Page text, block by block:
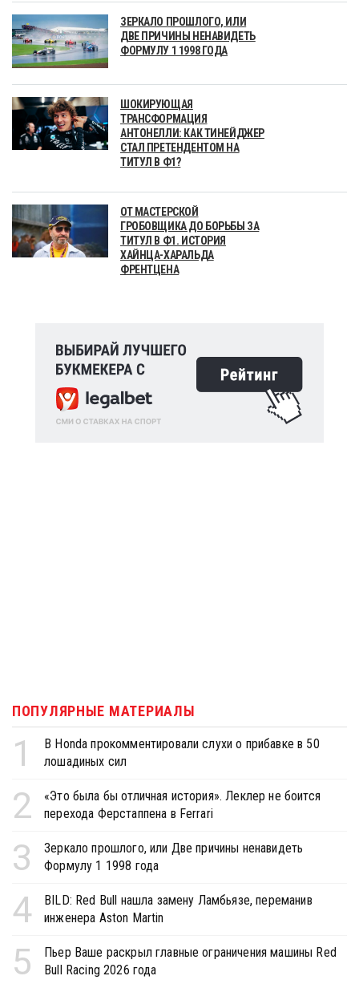
ЗЕРКАЛО ПРОШЛОГО, ИЛИ
ДВЕ ПРИЧИНЫ НЕНАВИДЕТЬ
ФОРМУЛУ 1 1998 ГОДА
ШОКИРУЮЩАЯ
ТРАНСФОРМАЦИЯ
АНТОНЕЛЛИ: КАК ТИНЕЙДЖЕР
СТАЛ ПРЕТЕНДЕНТОМ НА
ТИТУЛ В Ф1?
ОТ МАСТЕРСКОЙ
ГРОБОВЩИКА ДО БОРЬБЫ ЗА
ТИТУЛ В Ф1. ИСТОРИЯ
ХАЙНЦА-ХАРАЛЬДА
ФРЕНТЦЕНА
ПОПУЛЯРНЫЕ МАТЕРИАЛЫ
1
В Honda прокомментировали слухи о прибавке в 50
лошадиных сил
2
«Это была бы отличная история». Леклер не боится
перехода Ферстаппена в Ferrari
3
Зеркало прошлого, или Две причины ненавидеть
Формулу 1 1998 года
4
BILD: Red Bull нашла замену Ламбьязе, переманив
инженера Aston Martin
5
Пьер Ваше раскрыл главные ограничения машины Red
Bull Racing 2026 года